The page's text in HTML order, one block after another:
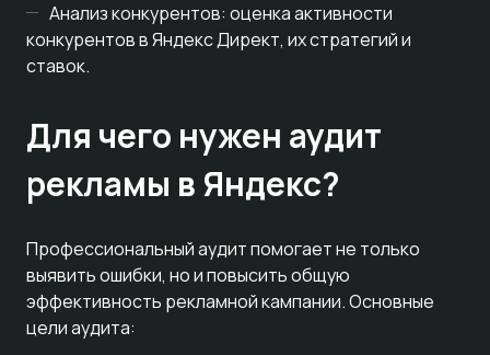
Анализ конкурентов: оценка активности
конкурентов в Яндекс Директ, их стратегий и
ставок.
Для чего нужен аудит
рекламы в Яндекс?
Профессиональный аудит помогает не только
выявить ошибки, но и повысить общую
эффективность рекламной кампании. Основные
цели аудита: